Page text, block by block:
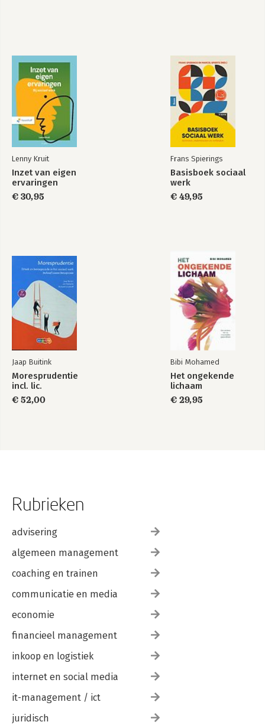
Bekijk alle boeken
Lenny Kruit
Inzet van eigen
ervaringen
€ 30,95
Frans Spierings
Basisboek sociaal
werk
€ 49,95
Jaap Buitink
Moresprudentie
incl. lic.
€ 52,00
Bibi Mohamed
Het ongekende
lichaam
€ 29,95
Rubrieken
advisering
algemeen management
coaching en trainen
communicatie en media
economie
financieel management
inkoop en logistiek
internet en social media
it-management / ict
juridisch